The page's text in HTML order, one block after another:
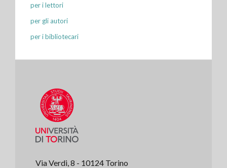
per i lettori
per gli autori
per i bibliotecari
Via Verdi, 8 - 10124 Torino